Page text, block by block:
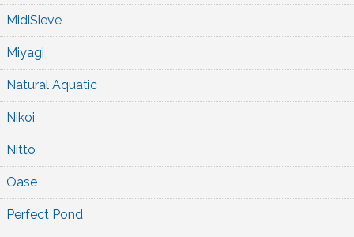
MidiSieve
Miyagi
Natural Aquatic
Nikoi
Nitto
Oase
Perfect Pond